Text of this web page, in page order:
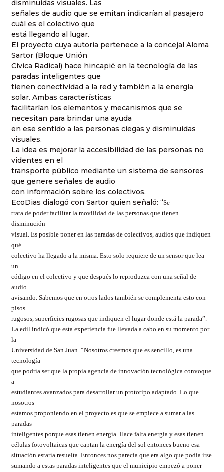
disminuidas visuales. Las
señales de audio que se emitan indicarían al pasajero
cuál es el colectivo que
está llegando al lugar.
El proyecto cuya autoria pertenece a la concejal Aloma
Sartor (Bloque Unión
Cívica Radical) hace hincapié en la tecnología de las
paradas inteligentes que
tienen conectividad a la red y también a la energía
solar. Ambas características
facilitarían los elementos y mecanismos que se
necesitan para brindar una ayuda
en ese sentido a las personas ciegas y disminuidas
visuales.
La idea es mejorar la accesibilidad de las personas no
videntes en el
transporte público mediante un sistema de sensores
que genere señales de audio
con información sobre los colectivos.
EcoDias dialogó con Sartor quien señaló: “Se
trata de poder facilitar la movilidad de las personas que tienen
disminución
visual. Es posible poner en las paradas de colectivos, audios que indiquen
qué
colectivo ha llegado a la misma. Esto solo requiere de un sensor que lea
un
código en el colectivo y que después lo reproduzca con una señal de
audio
avisando. Sabemos que en otros lados también se complementa esto con
pisos
rugosos, superficies rugosas que indiquen el lugar donde está la parada”.
La edil indicó que esta experiencia fue llevada a cabo en su momento por
la
Universidad de San Juan. “Nosotros creemos que es sencillo, es una
tecnología
que podría ser que la propia agencia de innovación tecnológica convoque
a
estudiantes avanzados para desarrollar un prototipo adaptado. Lo que
nosotros
estamos proponiendo en el proyecto es que se empiece a sumar a las
paradas
inteligentes porque esas tienen energía. Hace falta energía y esas tienen
células fotovoltaicas que captan la energía del sol entonces bueno esa
situación estaría resuelta. Entonces nos parecía que era algo que podía irse
sumando a estas paradas inteligentes que el municipio empezó a poner